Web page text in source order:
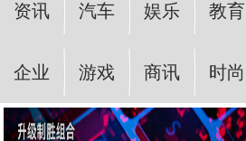
资讯 汽车 娱乐 教育
企业 游戏 商讯 时尚